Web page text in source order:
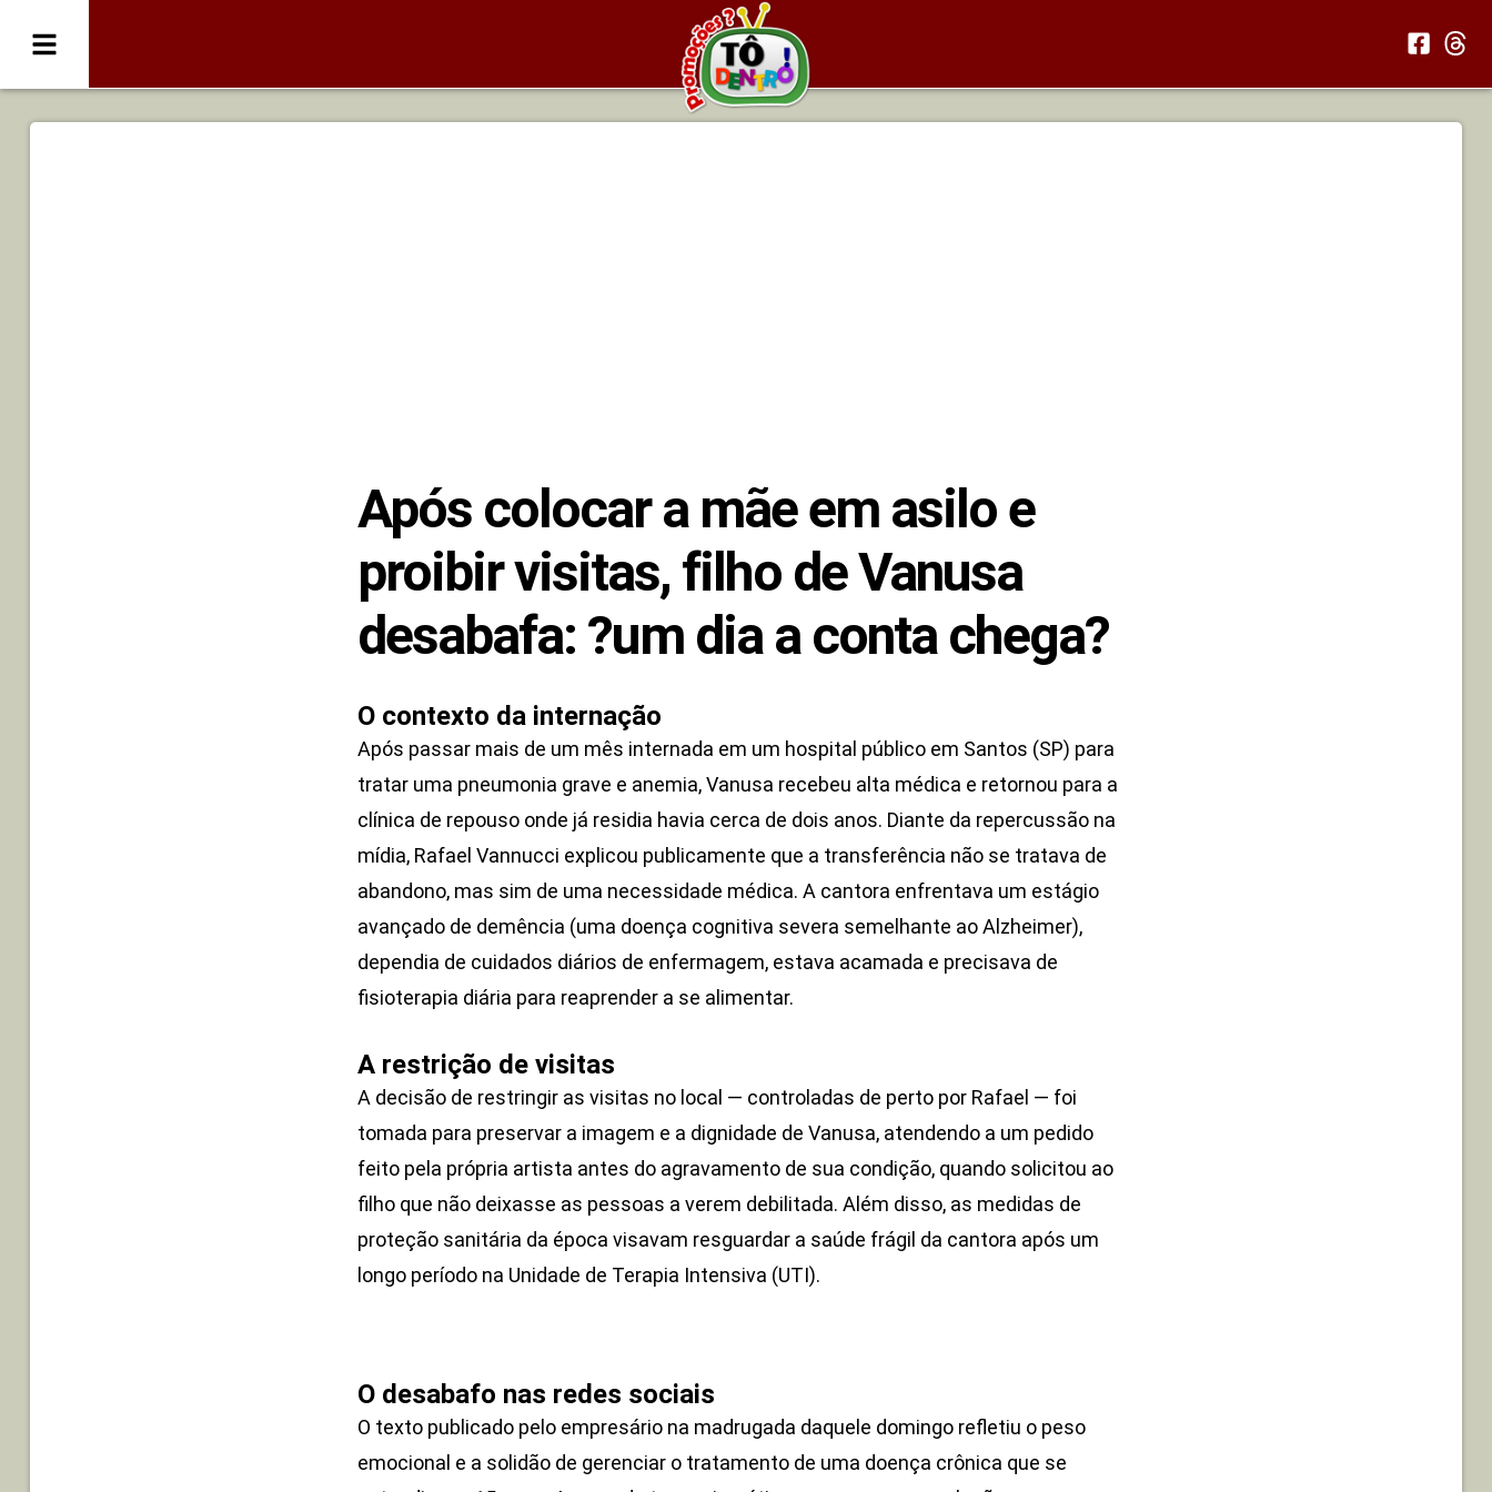
Após colocar a mãe em asilo e
proibir visitas, filho de Vanusa
desabafa: ?um dia a conta chega?
O contexto da internação
Após passar mais de um mês internada em um hospital público em Santos (SP) para
tratar uma pneumonia grave e anemia, Vanusa recebeu alta médica e retornou para a
clínica de repouso onde já residia havia cerca de dois anos. Diante da repercussão na
mídia, Rafael Vannucci explicou publicamente que a transferência não se tratava de
abandono, mas sim de uma necessidade médica. A cantora enfrentava um estágio
avançado de demência (uma doença cognitiva severa semelhante ao Alzheimer),
dependia de cuidados diários de enfermagem, estava acamada e precisava de
fisioterapia diária para reaprender a se alimentar.
A restrição de visitas
A decisão de restringir as visitas no local — controladas de perto por Rafael — foi
tomada para preservar a imagem e a dignidade de Vanusa, atendendo a um pedido
feito pela própria artista antes do agravamento de sua condição, quando solicitou ao
filho que não deixasse as pessoas a verem debilitada. Além disso, as medidas de
proteção sanitária da época visavam resguardar a saúde frágil da cantora após um
longo período na Unidade de Terapia Intensiva (UTI).
O desabafo nas redes sociais
O texto publicado pelo empresário na madrugada daquele domingo refletiu o peso
emocional e a solidão de gerenciar o tratamento de uma doença crônica que se